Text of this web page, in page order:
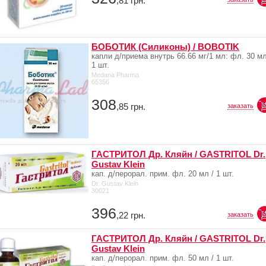
БОБОТИК (Силиконы) / BOBOTIK
капли д/приема внутрь 66.66 мг/1 мл: фл. 30
1 шт.
Medana Pharma
65356
308,85 грн. заказать
ГАСТРИТОЛ Др. Кляйн / GASTRITOL Dr.
Gustav Klein
кап. д/перорал. прим. фл. 20 мл / 1 шт.
Dr. Gustav Klein
30021
396,22 грн. заказать
ГАСТРИТОЛ Др. Кляйн / GASTRITOL Dr.
Gustav Klein
кап. д/перорал. прим. фл. 50 мл / 1 шт.